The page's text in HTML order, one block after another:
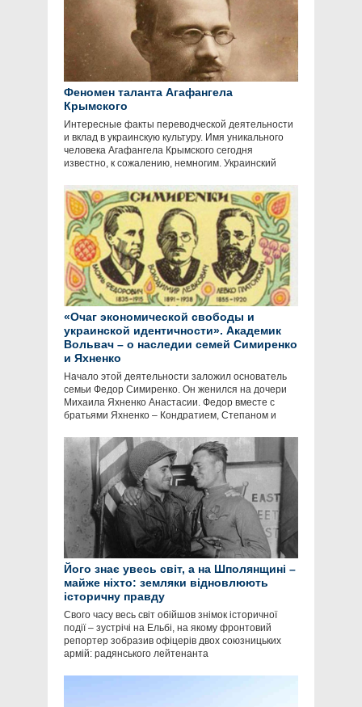
Феномен таланта Агафангела
Крымского
Интересные факты переводческой деятельности
и вклад в украинскую культуру. Имя уникального
человека Агафангела Крымского сегодня
известно, к сожалению, немногим. Украинский
«Очаг экономической свободы и
украинской идентичности». Академик
Вольвач – о наследии семей Симиренко
и Яхненко
Начало этой деятельности заложил основатель
семьи Федор Симиренко. Он женился на дочери
Михаила Яхненко Анастасии. Федор вместе с
братьями Яхненко – Кондратием, Степаном и
Його знає увесь світ, а на Шполянщині –
майже ніхто: земляки відновлюють
історичну правду
Свого часу весь світ обійшов знімок історичної
події – зустрічі на Ельбі, на якому фронтовий
репортер зобразив офіцерів двох союзницьких
армій: радянського лейтенанта